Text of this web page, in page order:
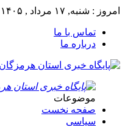
امروز : شنبه, ۱۷ مرداد , ۱۴۰۵
تماس با ما
درباره ما
موضوعات
صفحه نخست
سیاسی